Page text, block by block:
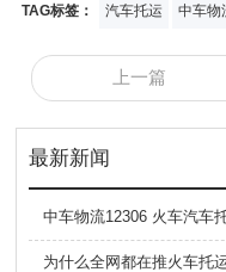
TAG标签： 汽车托运 中车物
上一篇
最新新闻
为什么全网都在推火车托